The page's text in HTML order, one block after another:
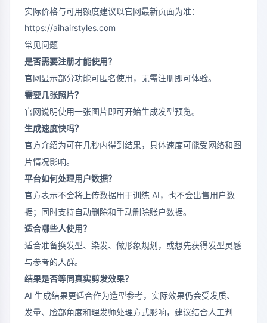
实际价格与可用额度建议以官网最新页面为准：
https://aihairstyles.com
常见问题
是否需要注册才能使用？
官网显示部分功能可匿名使用，无需注册即可体验。
需要几张照片？
官网说明使用一张图片即可开始生成发型预览。
生成速度快吗？
官方介绍为可在几秒内得到结果，具体速度可能受网络和图
片情况影响。
平台如何处理用户数据？
官方表示不会将上传数据用于训练 AI，也不会出售用户数
据；同时支持自动删除和手动删除账户数据。
适合哪些人使用？
适合准备换发型、染发、做形象规划，或想先获得发型灵感
与参考的人群。
结果是否等同真实剪发效果？
AI 生成结果更适合作为造型参考，实际效果仍会受发质、
发量、脸部角度和理发师处理方式影响，建议结合人工判